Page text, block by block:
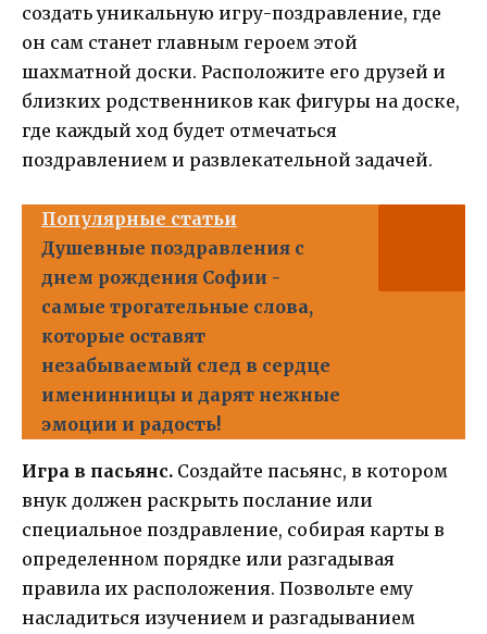
создать уникальную игру-поздравление, где
он сам станет главным героем этой
шахматной доски. Расположите его друзей и
близких родственников как фигуры на доске,
где каждый ход будет отмечаться
поздравлением и развлекательной задачей.
Популярные статьи
Душевные поздравления с
днем рождения Софии -
самые трогательные слова,
которые оставят
незабываемый след в сердце
именинницы и дарят нежные
эмоции и радость!
Игра в пасьянс. Создайте пасьянс, в котором
внук должен раскрыть послание или
специальное поздравление, собирая карты в
определенном порядке или разгадывая
правила их расположения. Позвольте ему
насладиться изучением и разгадыванием